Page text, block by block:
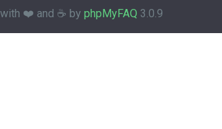
❤️ and ☕️ by phpMyFAQ 3.0.9